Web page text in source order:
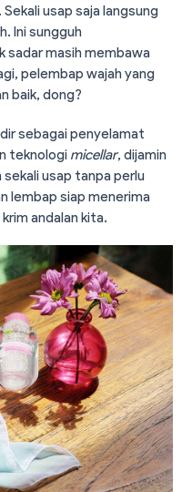
usap saja langsung
Ini sungguh
sadar masih membawa
pelembap wajah yang
baik, dong?
sebagai penyelamat
teknologi micellar, dijamin
usap tanpa perlu
lembap siap menerima
andalan kita.